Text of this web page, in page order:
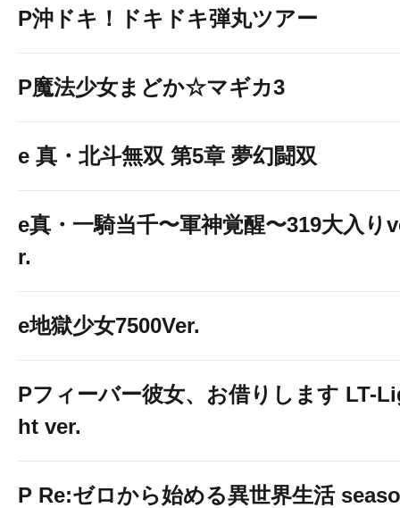
P沖ドキ！ドキドキ弾丸ツアー
P魔法少女まどか☆マギカ3
e 真・北斗無双 第5章 夢幻闘双
e真・一騎当千〜軍神覚醒〜319大入り
r.
e地獄少女7500Ver.
Pフィーバー彼女、お借りします LT-
ht ver.
P Re:ゼロから始める異世界生活